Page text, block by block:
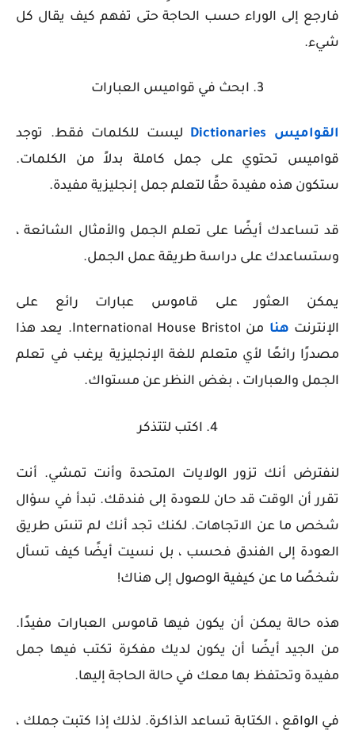
فارجع إلى الوراء حسب الحاجة حتى تفهم كيف يقال كل
شيء.
3. ابحث في قواميس العبارات
القواميس Dictionaries
ليست للكلمات فقط. توجد
قواميس تحتوي على جمل كاملة بدلاً من الكلمات.
ستكون هذه مفيدة حقًا لتعلم جمل إنجليزية مفيدة.
قد تساعدك أيضًا على تعلم الجمل والأمثال الشائعة ،
وستساعدك على دراسة طريقة عمل الجمل.
يمكن العثور على قاموس عبارات رائع على
الإنترنت هنا
من International House Bristol. يعد هذا
مصدرًا رائعًا لأي متعلم للغة الإنجليزية يرغب في تعلم
الجمل والعبارات ، بغض النظر عن مستواك.
4. اكتب لتتذكر
لنفترض أنك تزور الولايات المتحدة وأنت تمشي. أنت
تقرر أن الوقت قد حان للعودة إلى فندقك. تبدأ في سؤال
شخص ما عن الاتجاهات. لكنك تجد أنك لم تنسَ طريق
العودة إلى الفندق فحسب ، بل نسيت أيضًا كيف تسأل
شخصًا ما عن كيفية الوصول إلى هناك!
هذه حالة يمكن أن يكون فيها قاموس العبارات مفيدًا.
من الجيد أيضًا أن يكون لديك مفكرة تكتب فيها جمل
مفيدة وتحتفظ بها معك في حالة الحاجة إليها.
في الواقع ، الكتابة تساعد الذاكرة. لذلك إذا كتبت جملك ،